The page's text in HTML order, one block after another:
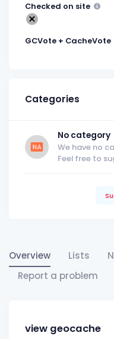
Checked on site
GCVote + CacheVote
Categories
No category
We have no
Feel free to
Overview Lists
Report a problem
view geocache